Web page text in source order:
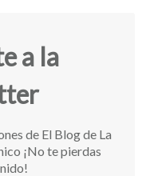
a la
de El Blog de La
¡No te pierdas